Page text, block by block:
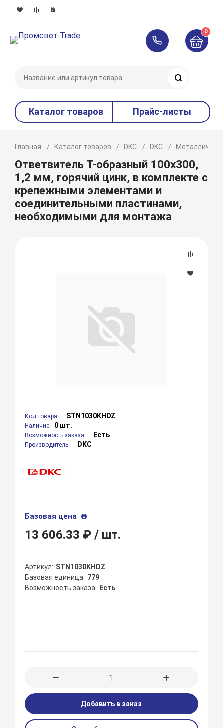
0
Каталог товаров Прайс-листы
Главная Каталог товаров DKC DKC
Ответвитель Т-образный 100х300,
1,2 мм, горячий цинк, в комплекте с
крепежными элементами и
соединительными пластинами,
необходимыми для монтажа
Код товара: STN1030KHDZ
Наличие: 0 шт.
Возможность заказа: Есть
Производитель: DKC
Базовая цена
13 606.33 ₽/ шт.
Артикул
STN1030KHDZ
Базовая единица 779
Возможность заказа
Есть
Добавить в заказ